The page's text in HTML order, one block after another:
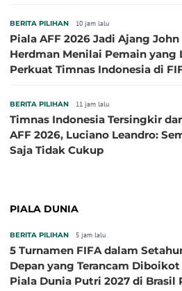
BERITA PILIHAN 10 jam lalu
Piala AFF 2026 Jadi Ajang John
Herdman Menilai Pemain yang
Perkuat Timnas Indonesia di
BERITA PILIHAN 11 jam lalu
Timnas Indonesia Tersingkir
AFF 2026, Luciano Leandro:
Saja Tidak Cukup
PIALA DUNIA
BERITA PILIHAN 5 jam lalu
5 Turnamen FIFA dalam
Depan yang Terancam Diboikot
Piala Dunia Putri 2027 di Brasil